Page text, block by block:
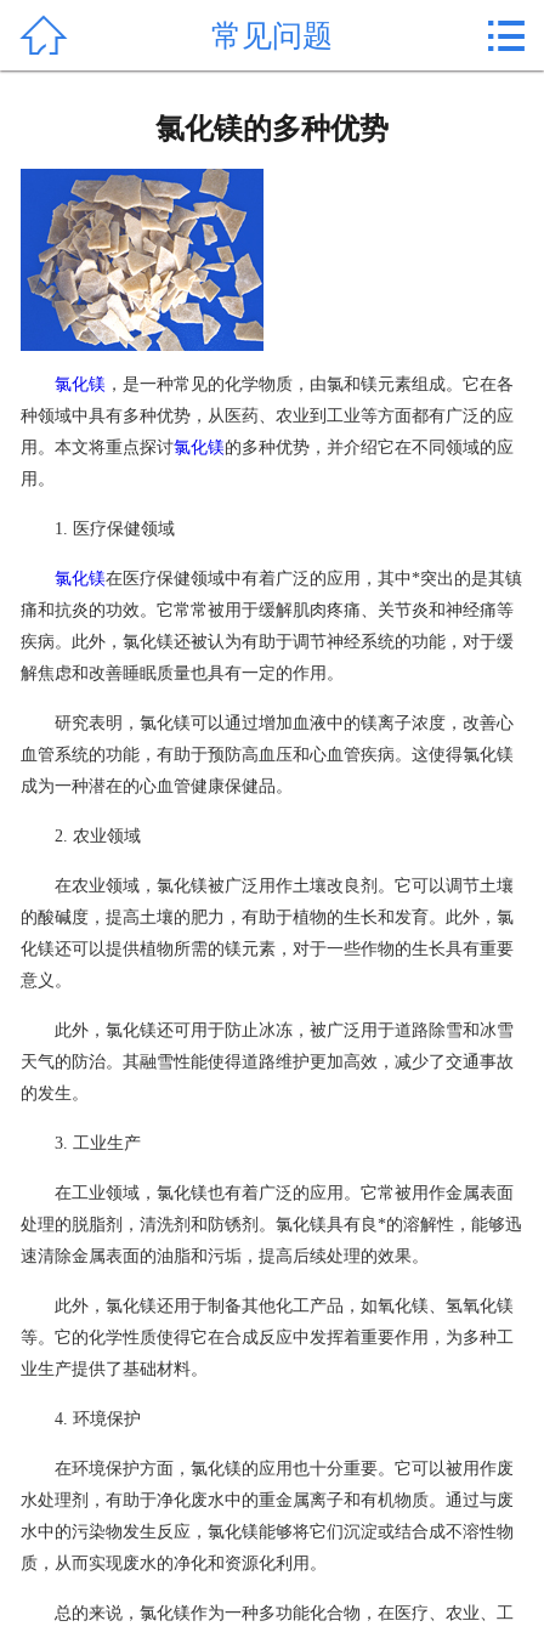
联系我们
 常见问题 
氯化镁的多种优势
氯化镁 ，是一种常见的化学物质，由氯和镁元素组成。它在各
种领域中具有多种优势，从医药、农业到工业等方面都有广泛的应
用。本文将重点探讨氯化镁的多种优势，并介绍它在不同领域的应
用。
1. 医疗保健领域
氯化镁在医疗保健领域中有着广泛的应用，其中*突出的是其镇
痛和抗炎的功效。它常常被用于缓解肌肉疼痛、关节炎和神经痛等
疾病。此外，氯化镁还被认为有助于调节神经系统的功能，对于缓
解焦虑和改善睡眠质量也具有一定的作用。
研究表明，氯化镁可以通过增加血液中的镁离子浓度，改善心
血管系统的功能，有助于预防高血压和心血管疾病。这使得氯化镁
成为一种潜在的心血管健康保健品。
2. 农业领域
在农业领域，氯化镁被广泛用作土壤改良剂。它可以调节土壤
的酸碱度，提高土壤的肥力，有助于植物的生长和发育。此外，氯
化镁还可以提供植物所需的镁元素，对于一些作物的生长具有重要
意义。
此外，氯化镁还可用于防止冰冻，被广泛用于道路除雪和冰雪
天气的防治。其融雪性能使得道路维护更加高效，减少了交通事故
的发生。
3. 工业生产
在工业领域，氯化镁也有着广泛的应用。它常被用作金属表面
处理的脱脂剂，清洗剂和防锈剂。氯化镁具有良*的溶解性，能够迅
速清除金属表面的油脂和污垢，提高后续处理的效果。
此外，氯化镁还用于制备其他化工产品，如氧化镁、氢氧化镁
等。它的化学性质使得它在合成反应中发挥着重要作用，为多种工
业生产提供了基础材料。
4. 环境保护
在环境保护方面，氯化镁的应用也十分重要。它可以被用作废
水处理剂，有助于净化废水中的重金属离子和有机物质。通过与废
水中的污染物发生反应，氯化镁能够将它们沉淀或结合成不溶性物
质，从而实现废水的净化和资源化利用。
总的来说，氯化镁作为一种多功能化合物，在医疗、农业、工